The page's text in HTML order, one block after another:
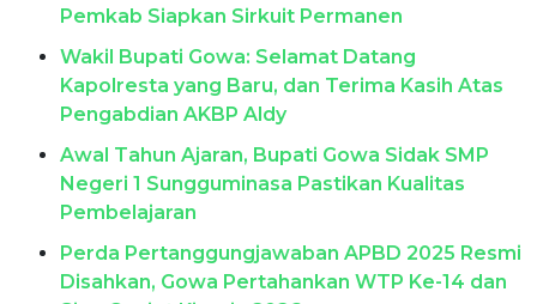
Pemkab Siapkan Sirkuit Permanen
Wakil Bupati Gowa: Selamat Datang
Kapolresta yang Baru, dan Terima Kasih Atas
Pengabdian AKBP Aldy
Awal Tahun Ajaran, Bupati Gowa Sidak SMP
Negeri 1 Sungguminasa Pastikan Kualitas
Pembelajaran
Perda Pertanggungjawaban APBD 2025 Resmi
Disahkan, Gowa Pertahankan WTP Ke-14 dan